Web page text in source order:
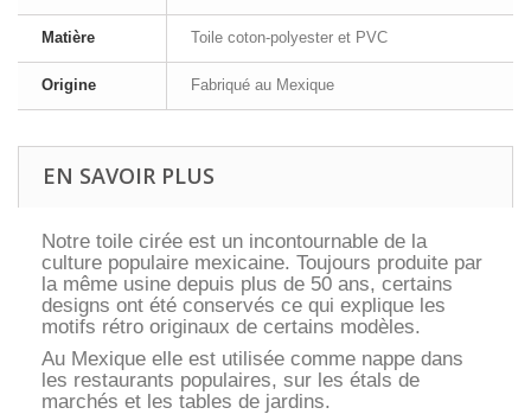
Matière Toile coton-polyester et PVC
Origine Fabriqué au Mexique
EN SAVOIR PLUS
Notre toile cirée est un incontournable de la
culture populaire mexicaine. Toujours produite par
la même usine depuis plus de 50 ans, certains
designs ont été conservés ce qui explique les
motifs rétro originaux de certains modèles.
Au Mexique elle est utilisée comme nappe dans
les restaurants populaires, sur les étals de
marchés et les tables de jardins.